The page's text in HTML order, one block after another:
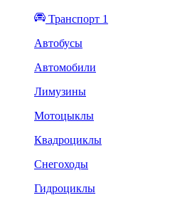
Транспорт 1
Автобусы
Автомобили
Лимузины
Мотоцыклы
Квадроциклы
Снегоходы
Гидроциклы